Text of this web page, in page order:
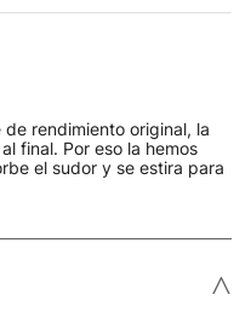
rendimiento original, la
final. Por eso la hemos
el sudor y se estira para
˄